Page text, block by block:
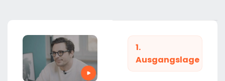
1.
Ausgangslage